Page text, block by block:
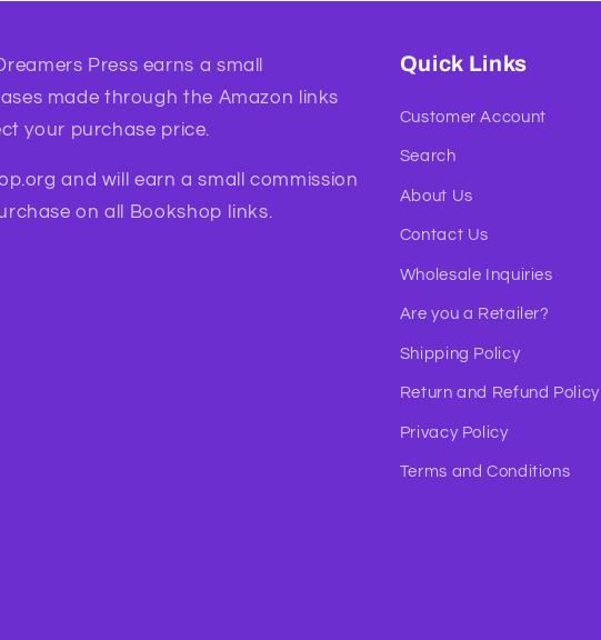
Press earns a small
made through the Amazon links
your purchase price.
and will earn a small commission
on all Bookshop links.
Quick Links
Customer Account
Search
About Us
Contact Us
Wholesale Inquiries
Are you a Retailer?
Shipping Policy
Return and Refund Policy
Privacy Policy
Terms and Conditions